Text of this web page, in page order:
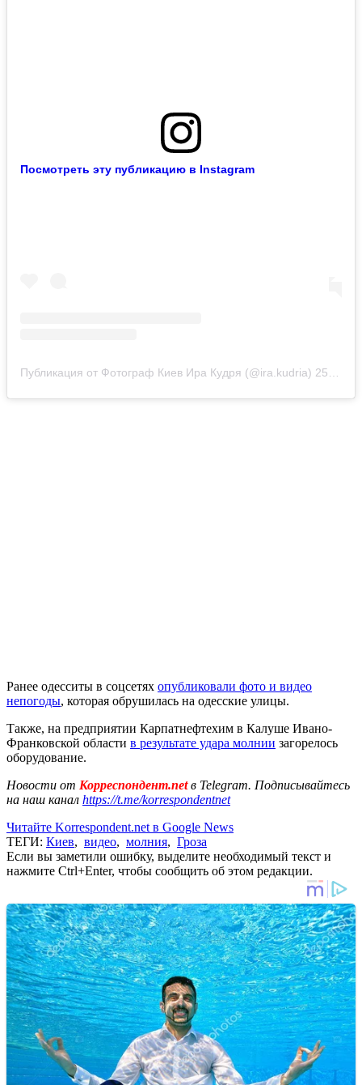
Посмотреть эту публикацию в Instagram
Публикация от Фотограф Киев Ира Кудря (@ira.kudria) 25 Авг 2020 в 12:32 PDT
Ранее одесситы в соцсетях опубликовали фото и видео
непогоды, которая обрушилась на одесские улицы.
Также, на предприятии Карпатнефтехим в Калуше Ивано-
Франковской области в результате удара молнии загорелось
оборудование.
Новости от Корреспондент.netв Telegram. Подписывайтесь
на наш канал https://t.me/korrespondentnet
Читайте Korrespondent.net в Google News
ТЕГИ: Киев, видео, молния, Гроза
Если вы заметили ошибку, выделите необходимый текст и
нажмите Ctrl+Enter, чтобы сообщить об этом редакции.